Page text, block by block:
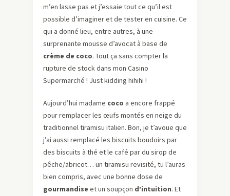
m’en lasse pas et j’essaie tout ce qu’il est
possible d’imaginer et de tester en cuisine. Ce
qui a donné lieu, entre autres, à une
surprenante mousse d’avocat à base de
crème de coco. Tout ça sans compter la
rupture de stock dans mon Casino
Supermarché ! Just kidding hihihi !
Aujourd’hui madame coco a encore frappé
pour remplacer les œufs montés en neige du
traditionnel tiramisu italien. Bon, je t’avoue que
j’ai aussi remplacé les biscuits boudoirs par
des biscuits à thé et le café par du sirop de
pêche/abricot… un tiramisu revisité, tu l’auras
bien compris, avec une bonne dose de
gourmandise et un soupçon d’intuition. Et